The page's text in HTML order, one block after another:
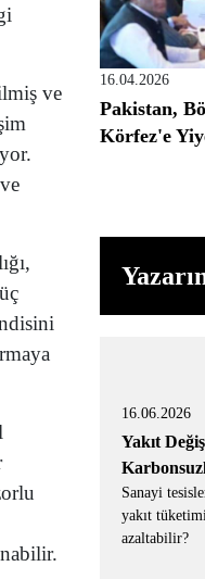
ve
16.04.2026
Pakistan,
Körfez'e
16.06.2026
Yakıt
Sanayi
yakıt
azaltabilir?